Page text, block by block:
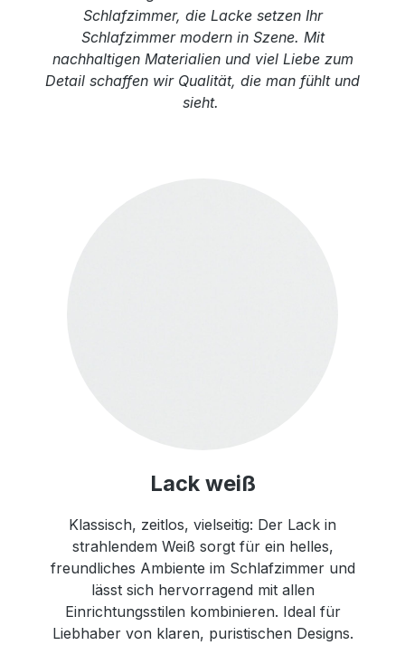
Schlafzimmer, die Lacke setzen Ihr
Schlafzimmer modern in Szene. Mit
nachhaltigen Materialien und viel Liebe zum
Detail schaffen wir Qualität, die man fühlt und
sieht.
Lack weiß
Klassisch, zeitlos, vielseitig: Der Lack in
strahlendem Weiß sorgt für ein helles,
freundliches Ambiente im Schlafzimmer und
lässt sich hervorragend mit allen
Einrichtungsstilen kombinieren. Ideal für
Liebhaber von klaren, puristischen Designs.